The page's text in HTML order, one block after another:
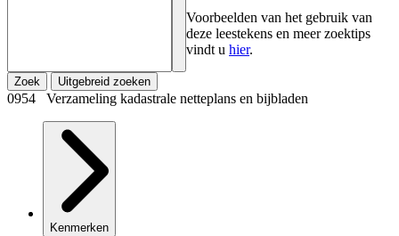
Voorbeelden van het gebruik van
deze leestekens en meer zoektips
vindt u hier.
Zoek Uitgebreid zoeken
0954 Verzameling kadastrale netteplans en bijbladen
Kenmerken